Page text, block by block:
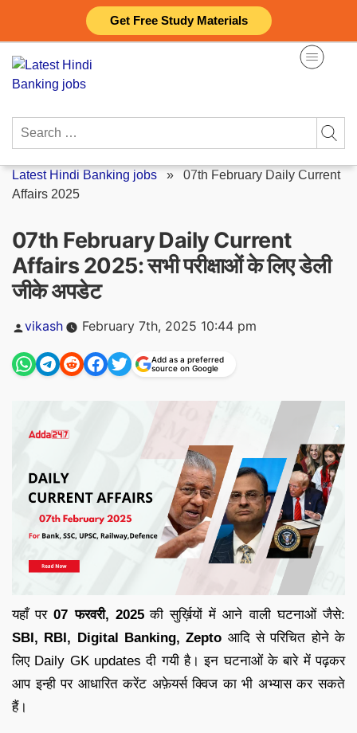
Get Free Study Materials
content
Search
Latest Hindi Banking jobs » 07th February Daily Current
Affairs 2025
07th February Daily Current
Affairs 2025: सभी परीक्षाओं के लिए डेली
जीके अपडेट
Posted
vikash February 7th, 2025 10:44 pm
Add as a preferred
source on Google
यहाँ पर07 फरवरी, 2025 की सुर्ख़ियों में आने वाली घटनाओं जैसे:
SBI, RBI, Digital Banking, Zepto आदि से परिचित होने के
लिए Daily GK updatesदी गयी है। इन घटनाओं के बारे में पढ़कर
आप इन्ही पर आधारित करेंट अफ़ेयर्स क्विज का भी अभ्यास कर सकते
हैं।